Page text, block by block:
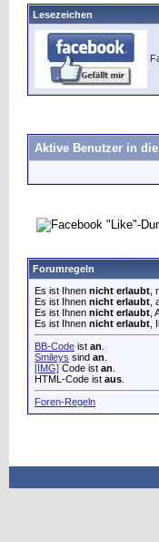
Lesezeichen
Aktive Benutzer in
Forumregeln
Es ist Ihnen nicht erlaubt
Es ist Ihnen nicht erlaubt
Es ist Ihnen nicht erlaubt ,
Es ist Ihnen nicht erlaubt
BB-Code ist an
Smileys sind an
[IMG] Code ist an
HTML-Code ist aus
Foren-Regeln